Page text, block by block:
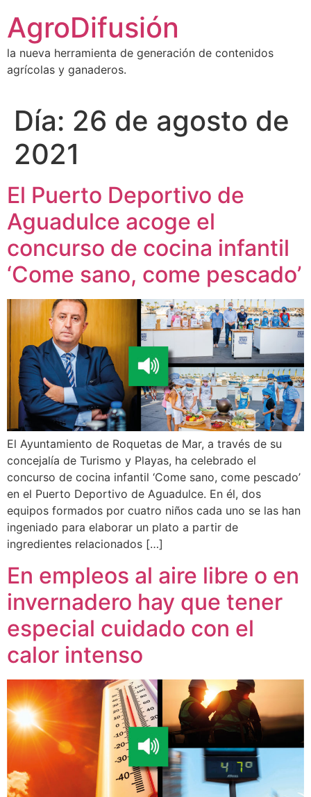
contenido
AgroDifusión
la nueva herramienta de generación de contenidos
agrícolas y ganaderos.
Día: 26 de agosto de
2021
El Puerto Deportivo de
Aguadulce acoge el
concurso de cocina infantil
‘Come sano, come pescado’
El Ayuntamiento de Roquetas de Mar, a través de su
concejalía de Turismo y Playas, ha celebrado el
concurso de cocina infantil ‘Come sano, come pescado’
en el Puerto Deportivo de Aguadulce. En él, dos
equipos formados por cuatro niños cada uno se las han
ingeniado para elaborar un plato a partir de
ingredientes relacionados […]
En empleos al aire libre o en
invernadero hay que tener
especial cuidado con el
calor intenso